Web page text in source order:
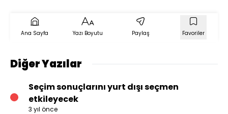
Ana Sayfa Yazı Boyutu Paylaş Favoriler
Diğer Yazılar
Seçim sonuçlarını yurt dışı seçmen
etkileyecek
3 yıl önce